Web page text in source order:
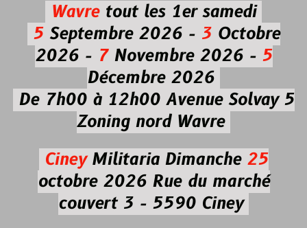
Wavretout les 1er samedi
5Septembre 2026 - 3Octobre
2026 -7Novembre 2026 - 5
Décembre 2026
De 7h00 à 12h00 Avenue Solvay 5
Zoning nord Wavre
CineyMilitaria Dimanche 25
octobre 2026Rue du marché
couvert 3 - 5590 Ciney